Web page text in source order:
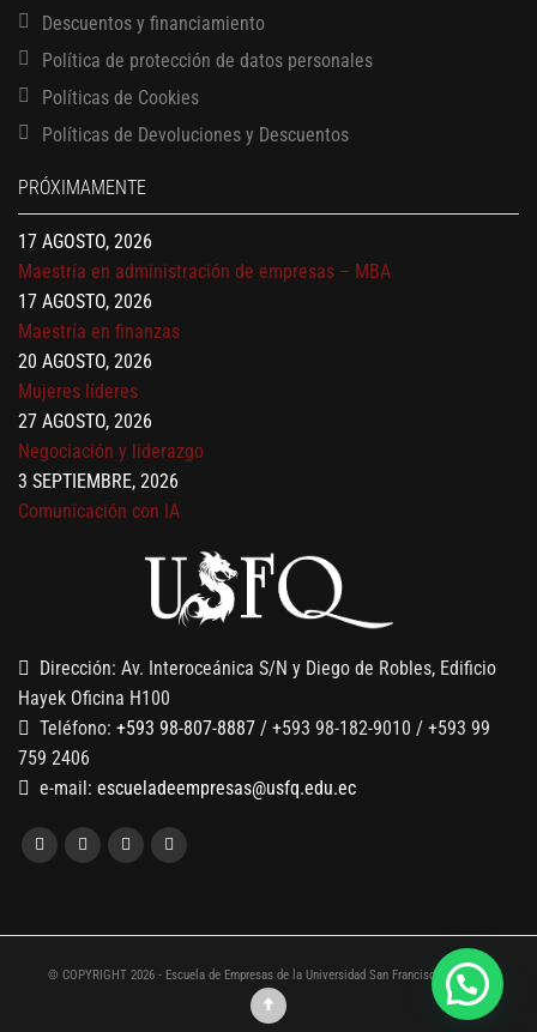
Descuentos y financiamiento
Política de protección de datos personales
Políticas de Cookies
Políticas de Devoluciones y Descuentos
PRÓXIMAMENTE
13 AGOSTO, 2026
Finanzas para no financieros
Gerencia de empresas familiares
17 AGOSTO, 2026
Maestría en administración de empresas – MBA
17 AGOSTO, 2026
Maestría en finanzas
20 AGOSTO, 2026
Mujeres líderes
27 AGOSTO, 2026
Negociación y liderazgo
3 SEPTIEMBRE, 2026
Comunicación con IA
Gobernanza de datos
Finanzas para no financieros
Dirección: Av. Interoceánica S/N y Diego de Robles, Edificio
Hayek Oficina H100
Teléfono: +593 98-807-8887 / +593 98-182-9010 / +593 99
759 2406
e-mail: escueladeempresas@usfq.edu.ec
© COPYRIGHT 2026 - Escuela de Empresas de la Universidad San Francisco de Quito